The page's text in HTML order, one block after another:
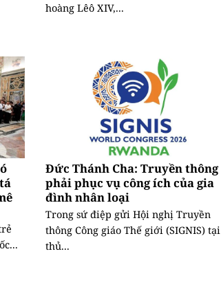
hoàng Lêô XIV,...
Đức Thánh Cha: Truyền thông
phải phục vụ công ích của gia
đình nhân loại
Trong sứ điệp gửi Hội nghị Truyền
thông Công giáo Thế giới (SIGNIS) tại
thủ...